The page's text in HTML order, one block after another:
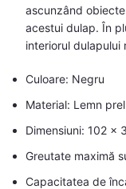
ascunzând
acestui dulap. În
interiorul dulapului
Culoare: Negru
Material: Lemn
Dimensiuni: 102 x
Greutate maximă
Capacitatea de